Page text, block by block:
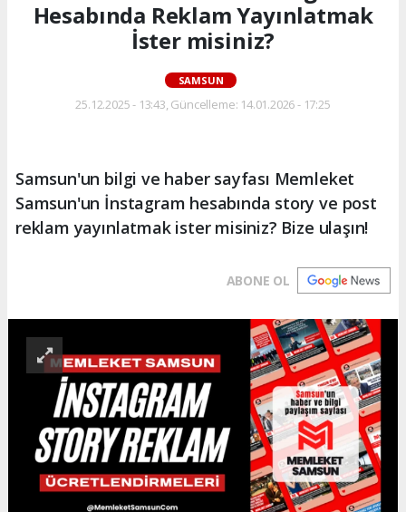
Hesabında Reklam Yayınlatmak
İster misiniz?
SAMSUN
25.12.2025 - 13:43, Güncelleme: 14.01.2026 - 17:25
Samsun'un bilgi ve haber sayfası Memleket
Samsun'un İnstagram hesabında story ve post
reklam yayınlatmak ister misiniz? Bize ulaşın!
ABONE OL